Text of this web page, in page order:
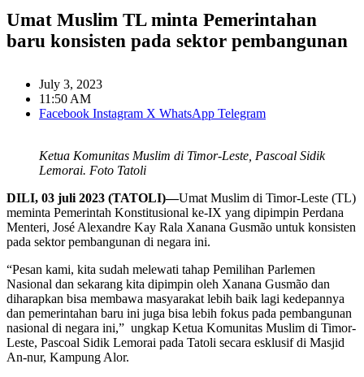
Umat Muslim TL minta Pemerintahan
baru konsisten pada sektor pembangunan
July 3, 2023
11:50 AM
Facebook Instagram X WhatsApp Telegram
Ketua Komunitas Muslim di Timor-Leste, Pascoal Sidik
Lemorai. Foto Tatoli
DILI, 03 juli 2023 (TATOLI)—Umat Muslim di Timor-Leste (TL)
meminta Pemerintah Konstitusional ke-IX yang dipimpin Perdana
Menteri, José Alexandre Kay Rala Xanana Gusmão untuk konsisten
pada sektor pembangunan di negara ini.
“Pesan kami, kita sudah melewati tahap Pemilihan Parlemen
Nasional dan sekarang kita dipimpin oleh Xanana Gusmão dan
diharapkan bisa membawa masyarakat lebih baik lagi kedepannya
dan pemerintahan baru ini juga bisa lebih fokus pada pembangunan
nasional di negara ini,” ungkap Ketua Komunitas Muslim di Timor-
Leste, Pascoal Sidik Lemorai pada Tatoli secara esklusif di Masjid
An-nur, Kampung Alor.